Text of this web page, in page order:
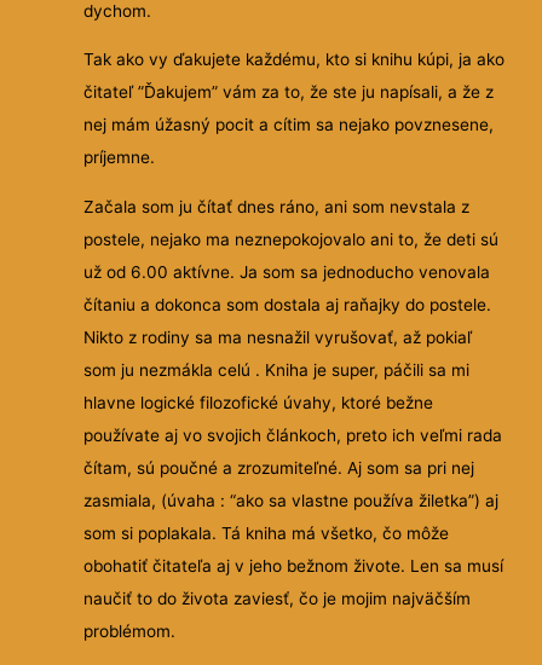
dychom.
Tak ako vy ďakujete každému, kto si knihu kúpi, ja ako
čitateľ ”Ďakujem” vám za to, že ste ju napísali, a že z
nej mám úžasný pocit a cítim sa nejako povznesene,
príjemne.
Začala som ju čítať dnes ráno, ani som nevstala z
postele, nejako ma neznepokojovalo ani to, že deti sú
už od 6.00 aktívne. Ja som sa jednoducho venovala
čítaniu a dokonca som dostala aj raňajky do postele.
Nikto z rodiny sa ma nesnažil vyrušovať, až pokiaľ
som ju nezmákla celú . Kniha je super, páčili sa mi
hlavne logické filozofické úvahy, ktoré bežne
používate aj vo svojich článkoch, preto ich veľmi rada
čítam, sú poučné a zrozumiteľné. Aj som sa pri nej
zasmiala, (úvaha : “ako sa vlastne používa žiletka”) aj
som si poplakala. Tá kniha má všetko, čo môže
obohatiť čitateľa aj v jeho bežnom živote. Len sa musí
naučiť to do života zaviesť, čo je mojim najväčším
problémom.